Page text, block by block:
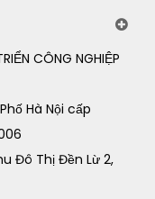
CÔNG NGHIỆP
Hà Nội cấp
Đô Thị Đền Lừ 2,